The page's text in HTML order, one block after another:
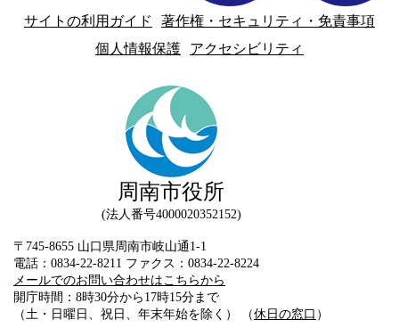
サイトの利用ガイド
著作権・セキュリティ・免責事項
個人情報保護
アクセシビリティ
周南市役所
法人番号4000020352152
〒745-8655 山口県周南市岐山通1-1
電話：0834-22-8211 ファクス：0834-22-8224
メールでのお問い合わせはこちらから
開庁時間：8時30分から17時15分まで
（土・日曜日、祝日、年末年始を除く） （休日の窓口 ）